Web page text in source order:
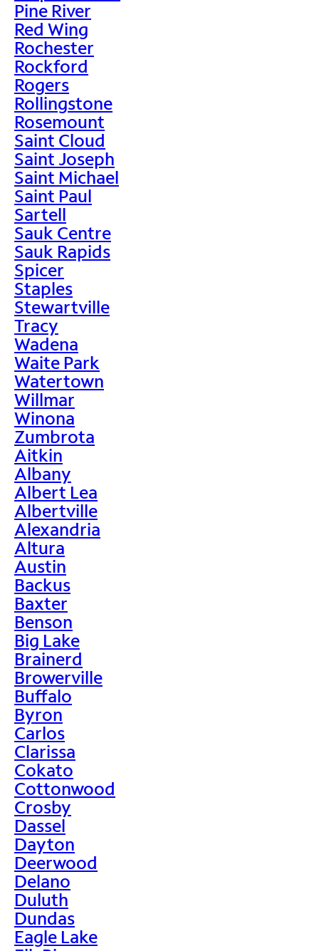
Pine River
Red Wing
Rochester
Rockford
Rogers
Rollingstone
Rosemount
Saint Cloud
Saint Joseph
Saint Michael
Saint Paul
Sartell
Sauk Centre
Sauk Rapids
Spicer
Staples
Stewartville
Tracy
Wadena
Waite Park
Watertown
Willmar
Winona
Zumbrota
Aitkin
Albany
Albert Lea
Albertville
Alexandria
Altura
Austin
Backus
Baxter
Benson
Big Lake
Brainerd
Browerville
Buffalo
Byron
Carlos
Clarissa
Cokato
Cottonwood
Crosby
Dassel
Dayton
Deerwood
Delano
Duluth
Dundas
Eagle Lake